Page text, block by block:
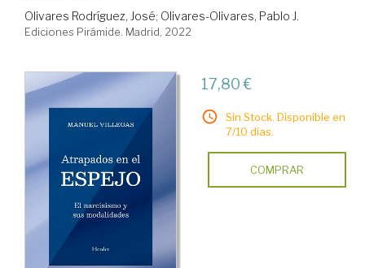
Olivares Rodríguez, José; Olivares-Olivares, Pablo J.
Ediciones Pirámide. Madrid, 2022
17,80 €
Sin Stock. Disponible en
7/10 días.
COMPRAR